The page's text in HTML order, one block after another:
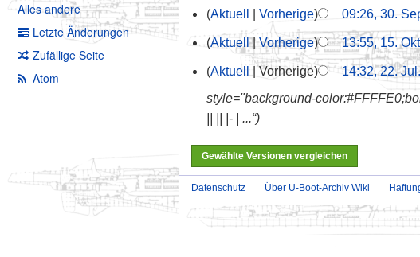
Alles andere
Letzte Änderungen
Zufällige Seite
Atom
Aktuell Vorherige 09:26, 30.
Aktuell Vorherige 13:55, 15.
Aktuell Vorherige 14:32, 22.
style="background-
|| || |- | ...“
Datenschutz Über U-Boot-Archiv Wiki